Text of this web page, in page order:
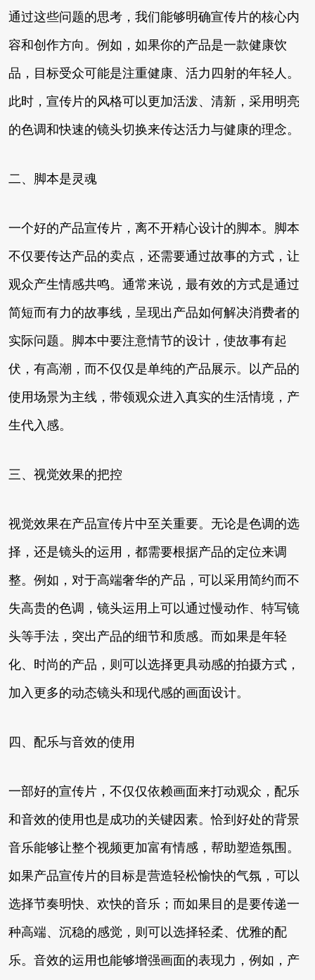
通过这些问题的思考，我们能够明确宣传片的核心内
容和创作方向。例如，如果你的产品是一款健康饮
品，目标受众可能是注重健康、活力四射的年轻人。
此时，宣传片的风格可以更加活泼、清新，采用明亮
的色调和快速的镜头切换来传达活力与健康的理念。
二、脚本是灵魂
一个好的产品宣传片，离不开精心设计的脚本。脚本
不仅要传达产品的卖点，还需要通过故事的方式，让
观众产生情感共鸣。通常来说，最有效的方式是通过
简短而有力的故事线，呈现出产品如何解决消费者的
实际问题。脚本中要注意情节的设计，使故事有起
伏，有高潮，而不仅仅是单纯的产品展示。以产品的
使用场景为主线，带领观众进入真实的生活情境，产
生代入感。
三、视觉效果的把控
视觉效果在产品宣传片中至关重要。无论是色调的选
择，还是镜头的运用，都需要根据产品的定位来调
整。例如，对于高端奢华的产品，可以采用简约而不
失高贵的色调，镜头运用上可以通过慢动作、特写镜
头等手法，突出产品的细节和质感。而如果是年轻
化、时尚的产品，则可以选择更具动感的拍摄方式，
加入更多的动态镜头和现代感的画面设计。
四、配乐与音效的使用
一部好的宣传片，不仅仅依赖画面来打动观众，配乐
和音效的使用也是成功的关键因素。恰到好处的背景
音乐能够让整个视频更加富有情感，帮助塑造氛围。
如果产品宣传片的目标是营造轻松愉快的气氛，可以
选择节奏明快、欢快的音乐；而如果目的是要传递一
种高端、沉稳的感觉，则可以选择轻柔、优雅的配
乐。音效的运用也能够增强画面的表现力，例如，产